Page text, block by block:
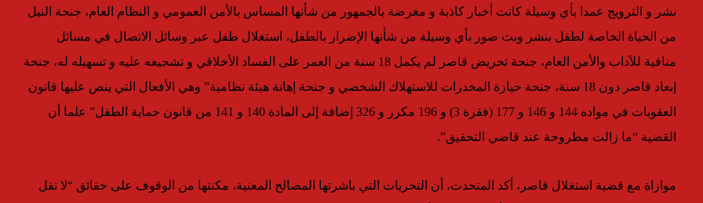
نشر و الترويج عمدا بأي وسيلة كانت أخبار كاذبة و مغرضة بالجمهور من شأنها المساس بالأمن العمومي و النظام العام، جنحة النيل
من الحياة الخاصة لطفل بنشر وبث صور بأي وسيلة من شأنها الإضرار بالطفل، استغلال طفل عبر وسائل الاتصال في مسائل
منافية للآداب والأمن العام، جنحة تحريض قاصر لم يكمل 18 سنة من العمر على الفساد الأخلاقي و تشجيعه عليه و تسهيله له، جنحة
إبعاد قاصر دون 18 سنة، جنحة حيازة المخدرات للاستهلاك الشخصي و جنحة إهانة هيئة نظامية” وهي الأفعال التي ينص عليها قانون
العقوبات في مواده 144 و 146 و 177 (فقرة 3) و 196 مكرر و 326 إضافة إلى المادة 140 و 141 من قانون حماية الطفل” علما أن
القضية “ما زالت مطروحة عند قاضي التحقيق”.
موازاة مع قضية استغلال قاصر، أكد المتحدث، أن التحريات التي باشرتها المصالح المعنية، مكنتها من الوقوف على حقائق “لا تقل